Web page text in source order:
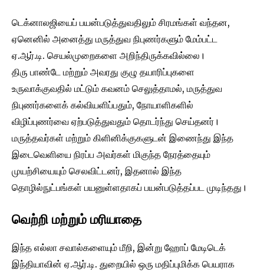
டெக்னாலஜியைப் பயன்படுத்துவதிலும் சிரமங்கள் வந்தன,
ஏனெனில் அனைத்து மருத்துவ நிபுணர்களும் மேம்பட்ட
ஏ.ஆர்.டி. செயல்முறைகளை அறிந்திருக்கவில்லை।
திரு பாண்டே மற்றும் அவரது குழு தயாரிப்புகளை
உருவாக்குவதில் மட்டும் கவனம் செலுத்தாமல், மருத்துவ
நிபுணர்களைக் கல்வியளிப்பதும், நோயாளிகளில்
விழிப்புணர்வை ஏற்படுத்துவதும் தொடர்ந்து செய்தனர்।
மருத்தவர்கள் மற்றும் கிளினிக்குகளுடன் இணைந்து இந்த
இடைவெளியை நிரப்ப அவர்கள் மிகுந்த நேரத்தையும்
முயற்சியையும் செலவிட்டனர், இதனால் இந்த
தொழில்நுட்பங்கள் பயனுள்ளதாகப் பயன்படுத்தப்பட முடிந்தது।
வெற்றி மற்றும் மரியாதை
இந்த எல்லா சவால்களையும் மீறி, இன்று ஹோப் மேடிடெக்
இந்தியாவின் ஏ.ஆர்.டி. துறையில் ஒரு மதிப்புமிக்க பெயராக